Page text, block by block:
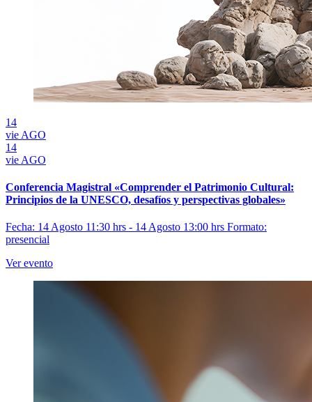
14
vie AGO
14
vie AGO
Conferencia Magistral «Comprender el Patrimonio Cultural:
Principios de la UNESCO, desafíos y perspectivas globales»
Fecha: 14 Agosto 11:30 hrs - 14 Agosto 13:00 hrs Formato:
presencial
Ver evento